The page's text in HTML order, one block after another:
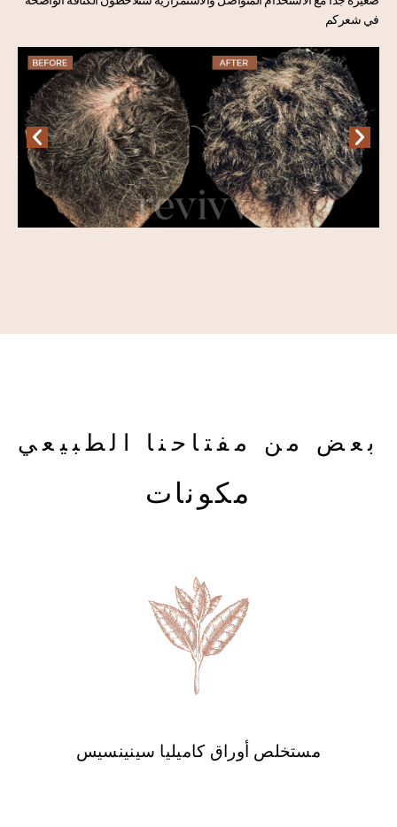
في شعركم
بعض من مفتاحنا الطبيعي
مكونات
مستخلص أوراق كاميليا سينينسيس